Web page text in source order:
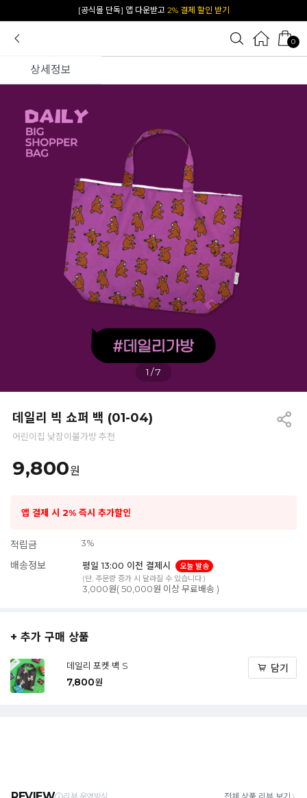
카카오 플친 추가하면1천원 즉시 할인 쿠폰
0
상세정보
1 /7
데일리 빅 쇼퍼 백 (01-04)
어린이집 낮잠이불가방 추천
9,800원
앱 결제 시 2% 즉시 추가할인
적립금 3%
배송정보 평일 13:00 이전 결제시
오늘 발송
(단, 주문량 증가 시 달라질 수 있습니다.)
3,000원( 50,000원 이상 무료배송 )
+ 추가 구매 상품
데일리 포켓 백 S
7,800원
담기